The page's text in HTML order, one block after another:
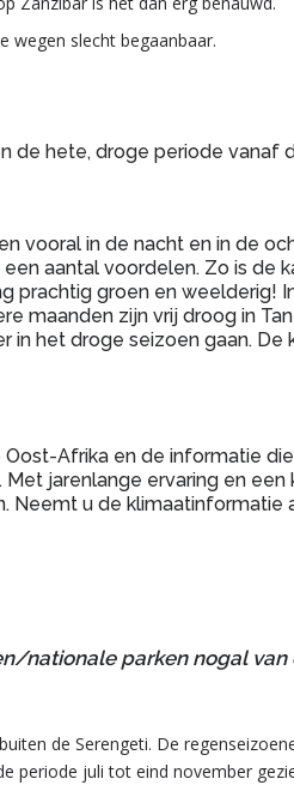
wegen slecht begaanbaar.
de hete, droge periode
vooral in de nacht en in de
aantal voordelen. Zo is de
prachtig groen en
maanden zijn vrij droog in
in het droge seizoen gaan.
Afrika en de informatie
jarenlange ervaring en een
u de klimaatinformatie
nationale parken nogal
de Serengeti. De
periode juli tot eind november